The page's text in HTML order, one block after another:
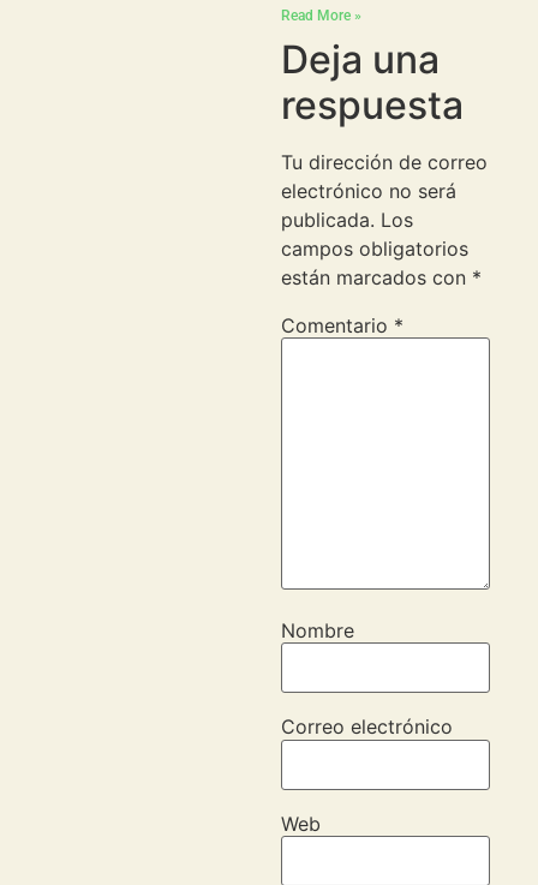
Read More »
Deja una
respuesta
Tu dirección de correo
electrónico no será
publicada. Los
campos obligatorios
están marcados con *
Comentario *
Nombre
Correo electrónico
Web